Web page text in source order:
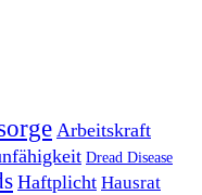
Arbeitskraft
Dread Disease
Haftplicht Hausrat